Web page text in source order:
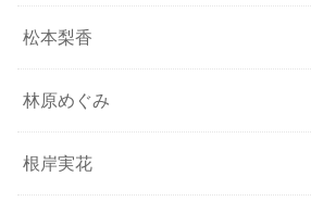
松本梨香
林原めぐみ
根岸実花